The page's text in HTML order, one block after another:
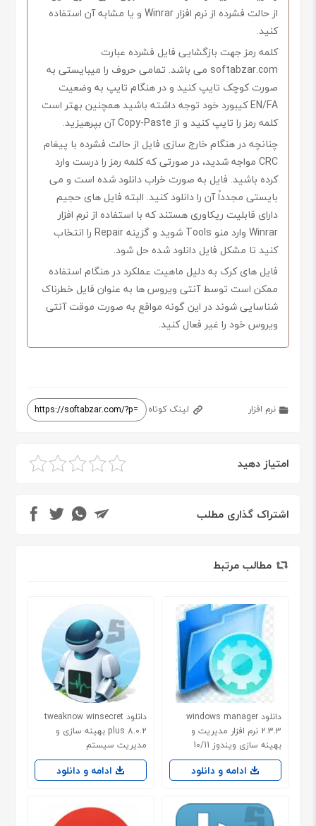
از حالت فشرده از نرم افزار Winrar و یا مشابه آن استفاده
کنید.
کلمه رمز جهت بازگشایی فایل فشرده عبارت
softabzar.com می باشد. تمامی حروف را میبایستی به
صورت کوچک تایپ کنید و در هنگام تایپ به وضعیت
EN/FA کیبورد خود توجه داشته باشید همچنین بهتر است
کلمه رمز را تایپ کنید و از Copy-Paste آن بپرهیزید.
چنانچه در هنگام خارج سازی فایل از حالت فشرده با پیغام
CRC مواجه شدید، در صورتی که کلمه رمز را درست وارد
کرده باشید. فایل به صورت خراب دانلود شده است و می
بایستی مجدداً آن را دانلود کنید. البته فایل های حجیم
دارای قابلیت ریکاوری هستند که با استفاده از نرم افزار
Winrar وارد منو Tools شوید و گزینه Repair را انتخاب
کنید تا مشکل فایل دانلود شده حل شود.
فایل های کرک به دلیل ماهیت عملکرد در هنگام استفاده
ممکن است توسط آنتی ویروس ها به عنوان فایل خطرناک
شناسایی شوند در این گونه مواقع به صورت موقت آنتی
ویروس خود را غیر فعال کنید.
نرم افزار لینک کوتاه
امتیاز دهید
اشتراک گذاری مطلب
مطالب مرتبط
دانلود windows manager
2.3.3 نرم افزار مدیریت و
بهینه سازی ویندوز 10/11
ادامه و دانلود
دانلود tweaknow winsecret
plus 8.0.2 بهینه سازی و
مدیریت سیستم
ادامه و دانلود